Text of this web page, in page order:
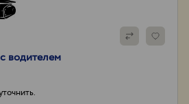
водителем